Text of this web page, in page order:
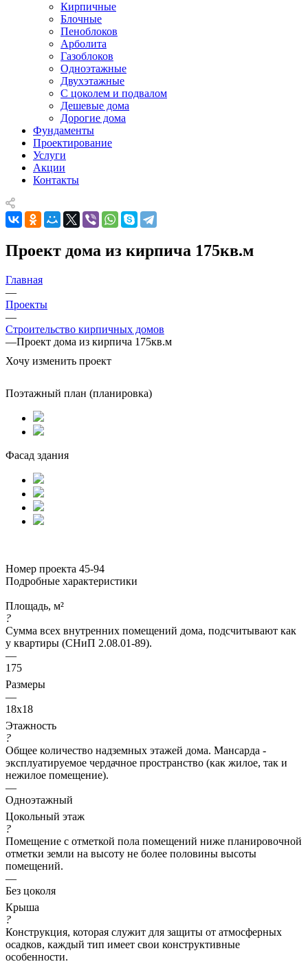
Кирпичные
Блочные
Пеноблоков
Арболита
Газоблоков
Одноэтажные
Двухэтажные
С цоколем и подвалом
Дешевые дома
Дорогие дома
Фундаменты
Проектирование
Услуги
Акции
Контакты
Проект дома из кирпича 175кв.м
Главная
—
Проекты
—
Строительство кирпичных домов
—Проект дома из кирпича 175кв.м
Хочу изменить проект
Поэтажный план (планировка)
Фасад здания
Номер проекта 45-94
Подробные характеристики
Площадь, м²
?
Сумма всех внутренних помещений дома, подсчитывают как
у квартиры (СНиП 2.08.01-89).
—
175
Размеры
—
18x18
Этажность
?
Общее количество надземных этажей дома. Мансарда -
эксплуатируемое чердачное пространство (как жилое, так и
нежилое помещение).
—
Одноэтажный
Цокольный этаж
?
Помещение с отметкой пола помещений ниже планировочной
отметки земли на высоту не более половины высоты
помещений.
—
Без цоколя
Крыша
?
Конструкция, которая служит для защиты от атмосферных
осадков, каждый тип имеет свои конструктивные
особенности.